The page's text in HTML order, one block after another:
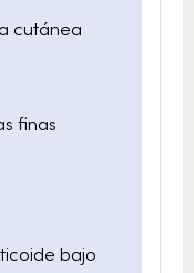
cutánea
finas
bajo